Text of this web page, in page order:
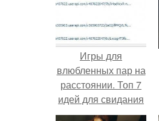
Игры для
влюбленных пар на
расстоянии. Топ 7
идей для свидания
на расстоянии